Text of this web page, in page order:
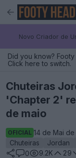
Novo Criador de
Did you know?
Click here to switch.
Chuteiras
'Chapter 2'
de maio
OFICIAL 14 de Mai
Chuteiras
Jordan
0
9.2K 29